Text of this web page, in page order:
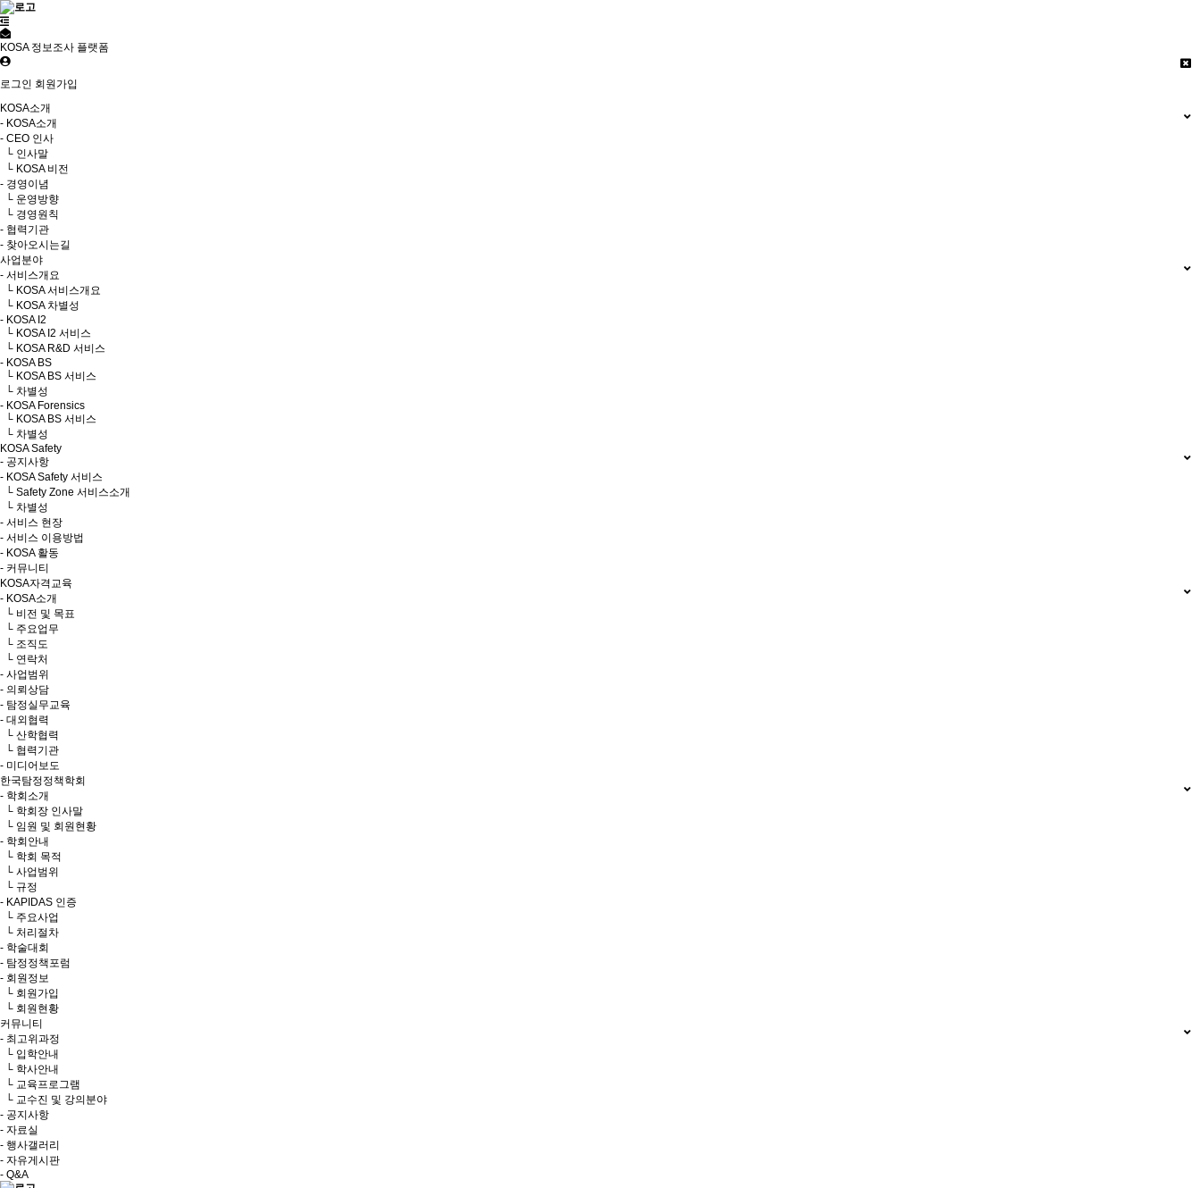
KOSA 정보조사 플랫폼
로그인 회원가입
KOSA소개
- KOSA소개
- CEO 인사
└ 인사말
└ KOSA 비전
- 경영이념
└ 운영방향
└ 경영원칙
- 협력기관
- 찾아오시는길
사업분야
- 서비스개요
└ KOSA 서비스개요
└ KOSA 차별성
- KOSA I2
└ KOSA I2 서비스
└ KOSA R&D 서비스
- KOSA BS
└ KOSA BS 서비스
└ 차별성
- KOSA Forensics
└ KOSA BS 서비스
└ 차별성
KOSA Safety
- 공지사항
- KOSA Safety 서비스
└ Safety Zone 서비스소개
└ 차별성
- 서비스 현장
- 서비스 이용방법
- KOSA 활동
- 커뮤니티
KOSA자격교육
- KOSA소개
└ 비전 및 목표
└ 주요업무
└ 조직도
└ 연락처
- 사업범위
- 의뢰상담
- 탐정실무교육
- 대외협력
└ 산학협력
└ 협력기관
- 미디어보도
한국탐정정책학회
- 학회소개
└ 학회장 인사말
└ 임원 및 회원현황
- 학회안내
└ 학회 목적
└ 사업범위
└ 규정
- KAPIDAS 인증
└ 주요사업
└ 처리절차
- 학술대회
- 탐정정책포럼
- 회원정보
└ 회원가입
└ 회원현황
커뮤니티
- 최고위과정
└ 입학안내
└ 학사안내
└ 교육프로그램
└ 교수진 및 강의분야
- 공지사항
- 자료실
- 행사갤러리
- 자유게시판
- Q&A